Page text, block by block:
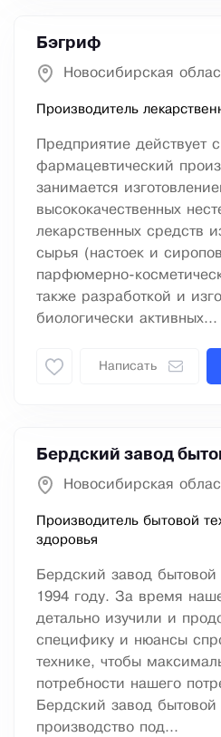
Бэгриф
Новосибирская
Производитель
Предприятие действует
фармацевтический
занимается
высококачественных
лекарственных средств
сырья (настоек и
парфюмерно-
также разработкой и
биологически активных...
Написать
Бердский завод
Новосибирская
Производитель бытовой
здоровья
Бердский завод бытовой
1994 году. За время
детально изучили и
специфику и нюансы
технике, чтобы
потребности нашего
Бердский завод бытовой
производство под...